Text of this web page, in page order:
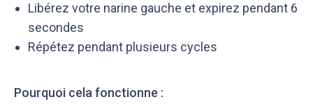
Libérez votre narine gauche et expirez pendant 6
secondes
Répétez pendant plusieurs cycles
Pourquoi cela fonctionne :